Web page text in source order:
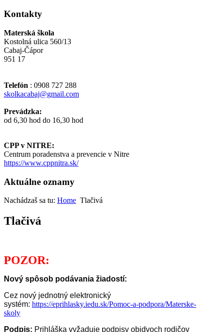
Kontakty
Materská škola
Kostolná ulica 560/13
Cabaj-Čápor
951 17
Telefón : 0908 727 288
skolkacabaj@gmail.com
Prevádzka:
od 6,30 hod do 16,30 hod
CPP v NITRE:
Centrum poradenstva a prevencie v Nitre
https://www.cppnitra.sk/
Aktuálne oznamy
Nachádzaš sa tu: Home Tlačivá
Tlačivá
POZOR:
Nový spôsob podávania žiadostí:
Cez nový jednotný elektronický
systém: https://eprihlasky.iedu.sk/Pomoc-a-podpora/Materske-
skoly
Podpis: Prihláška vyžaduje podpisy obidvoch rodičov